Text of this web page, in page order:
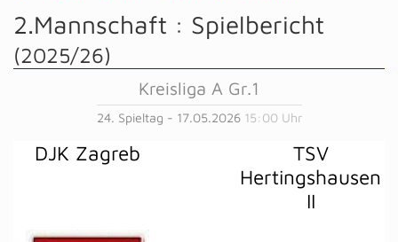
2.Mannschaft : Spielbericht
(2025/26)
Kreisliga A Gr.1
24. Spieltag - 17.05.2026 15:00 Uhr
DJK Zagreb
TSV
Hertingshausen
II